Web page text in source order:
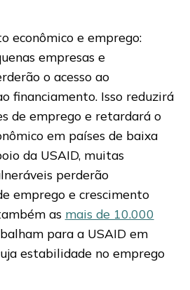
econômico e emprego:
empresas e
o acesso ao
financiamento. Isso reduzirá
de emprego e retardará o
em países de baixa
da USAID, muitas
perderão
emprego e crescimento
as mais de 10.000
para a USAID em
estabilidade no emprego